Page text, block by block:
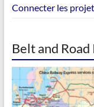
Connecter les
Belt and